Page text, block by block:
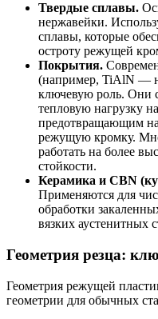
Твердые сплавы.
нержавейки.
сплавы, которые
остроту режущей
Покрытия.
(например, TiAlN —
ключевую роль. Они
тепловую нагрузку
предотвращающим
режущую кромку.
работать на более
стойкости.
Керамика и CBN
Применяются для
обработки
вязких аустенитных
Геометрия резца:
Геометрия режущей
геометрии для обычных